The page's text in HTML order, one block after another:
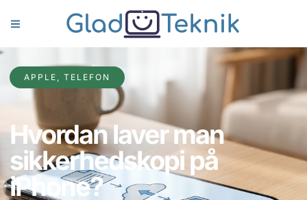
APPLE , TELEFON
Hvordan laver man
sikkerhedskopi på
iPhone?